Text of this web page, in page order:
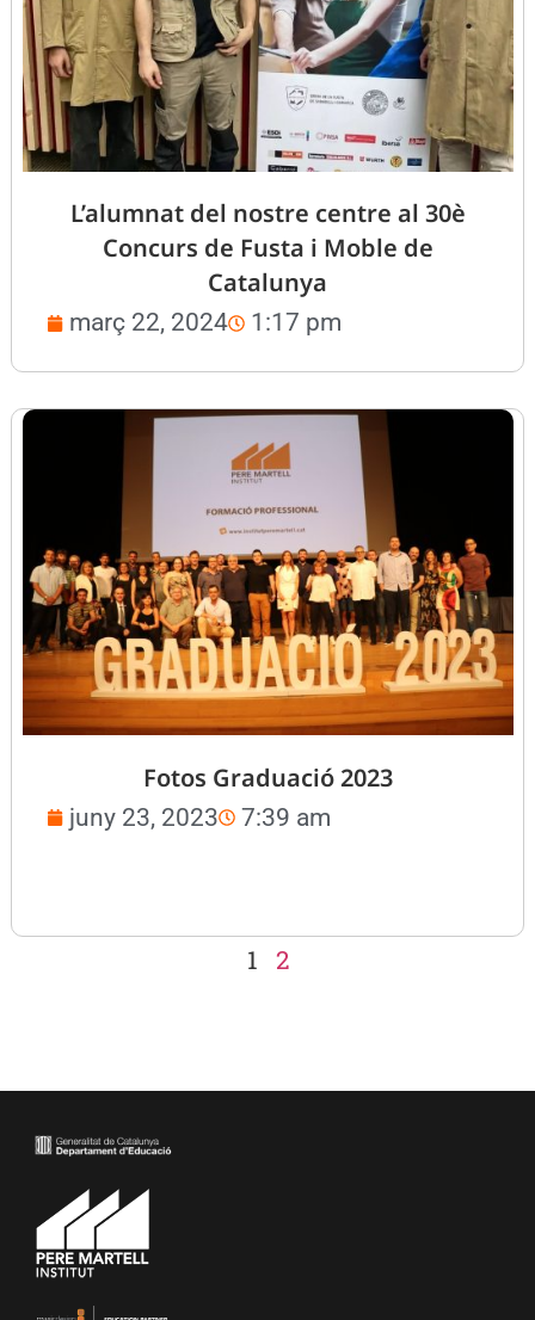
L’alumnat del nostre centre al 30è
Concurs de Fusta i Moble de
Catalunya
març 22, 2024 1:17 pm
Fotos Graduació 2023
juny 23, 2023 7:39 am
1 2